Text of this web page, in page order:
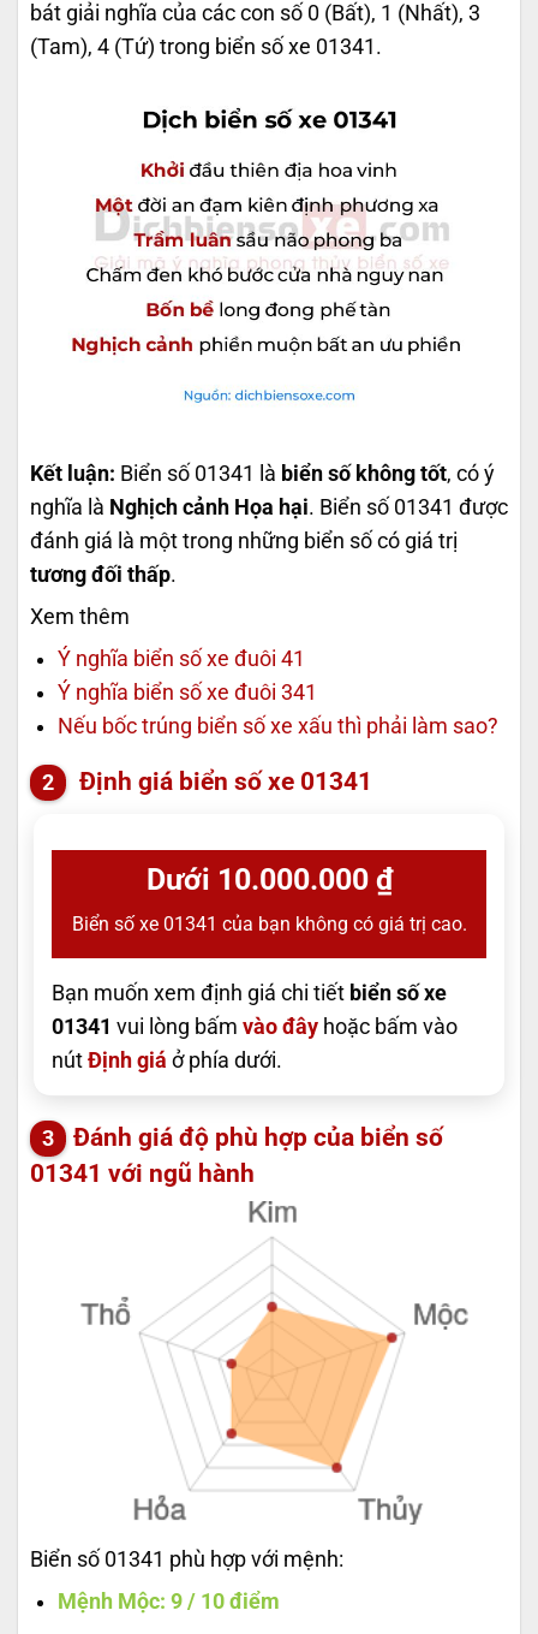
bát giải nghĩa của các con số 0 (Bất), 1 (Nhất), 3
(Tam), 4 (Tứ) trong biển số xe 01341.
Kết luận: Biển số 01341 là biển số không tốt, có ý
nghĩa là Nghịch cảnh Họa hại. Biển số 01341 được
đánh giá là một trong những biển số có giá trị
tương đối thấp.
Xem thêm
Ý nghĩa biển số xe đuôi 41
Ý nghĩa biển số xe đuôi 341
Nếu bốc trúng biển số xe xấu thì phải làm sao?
Định giá biển số xe 01341
Dưới 10.000.000 ₫
Biển số xe 01341 của bạn không có giá trị cao.
Bạn muốn xem định giá chi tiết biển số xe
01341 vui lòng bấm vào đây hoặc bấm vào
nút Định giá ở phía dưới.
Đánh giá độ phù hợp của biển số
01341 với ngũ hành
Biển số 01341 phù hợp với mệnh:
Mệnh Mộc: 9 / 10 điểm